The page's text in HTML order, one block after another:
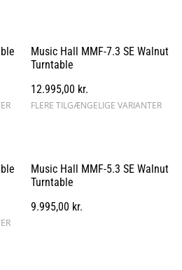
Music Hall MMF-7.3 SE Walnut
Turntable
12.995,00 kr.
FLERE TILGÆNGELIGE VARIANTER
Music Hall MMF-5.3 SE Walnut
Turntable
9.995,00 kr.